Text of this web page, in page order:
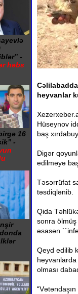
-
həbs
16
-
heyvanlar
Hüseynov
baş
Digər
edilməyə
Təsərrüfat
təsdiqlənib.
Qida
sonra
əsasən
Qeyd edilib
olması